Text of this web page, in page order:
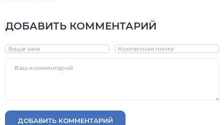
ДОБАВИТЬ КОММЕНТАРИЙ
ДОБАВИТЬ КОММЕНТАРИЙ